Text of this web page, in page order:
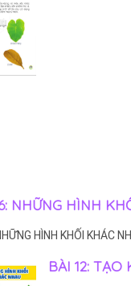
NHỮNG HÌNH
HÌNH KHỐI KHÁC
BÀI 12: